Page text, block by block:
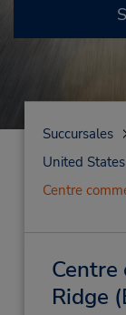
Succursales
United States
Centre
Centre
Ridge